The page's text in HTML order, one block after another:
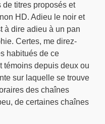
titres proposés et
HD. Adieu le noir et
à dire adieu à un pan
Certes, me direz-
habitués de ce
témoins depuis deux ou
sur laquelle se trouve
des chaînes
de certaines chaînes